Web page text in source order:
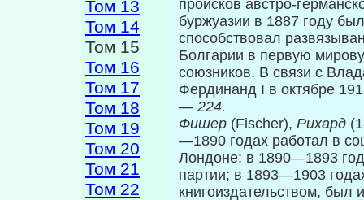
Том 13
Том 14
Том 15
Том 16
Том 17
Том 18
Том 19
Том 20
Том 21
Том 22
происков австро-
буржуазии в 1887 году
способствовал
Болгарии в первую
союзников. В связи с
Фердинанд I в октябре
— 224.
Фишер (Fischer), Рихард
—1890 годах работал в
Лондоне; в 1890—1893
партии; в 1893—1903
книгоизда­тельством, был